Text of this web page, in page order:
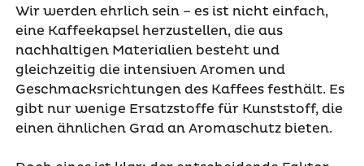
Wir werden ehrlich sein – es ist nicht einfach,
eine Kaffeekapsel herzustellen, die aus
nachhaltigen Materialien besteht und
gleichzeitig die intensiven Aromen und
Geschmacksrichtungen des Kaffees festhält. Es
gibt nur wenige Ersatzstoffe für Kunststoff, die
einen ähnlichen Grad an Aromaschutz bieten.